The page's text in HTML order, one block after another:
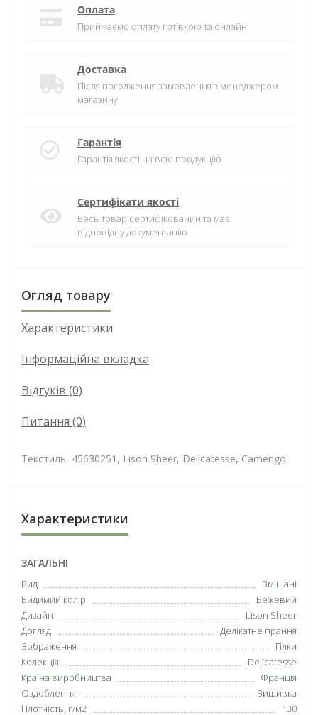
Оплата
Приймаємо оплату готівкою та онлайн
Доставка
Після погодження замовлення з менеджером
магазину
Гарантія
Гарантія якості на всю продукцію
Сертифікати якості
Весь товар сертифікований та має
відповідну документацію
Огляд товару
Характеристики
Інформаційна вкладка
Відгуків (0)
Питання (0)
Текстиль, 45630251, Lison Sheer, Delicatesse, Camengo
Характеристики
ЗАГАЛЬНІ
Вид
Змішані
Видимий колір
Бежевий
Дизайн
Lison Sheer
Догляд
Делікатне прання
Зображення
Гілки
Колекція
Delicatesse
Країна виробництва
Франція
Оздоблення
Вишивка
Плотність, г/м2
130